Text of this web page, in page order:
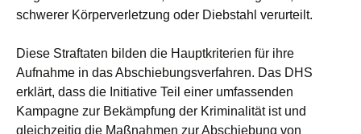
schwerer Körperverletzung oder Diebstahl verurteilt.
Diese Straftaten bilden die Hauptkriterien für ihre
Aufnahme in das Abschiebungsverfahren. Das DHS
erklärt, dass die Initiative Teil einer umfassenden
Kampagne zur Bekämpfung der Kriminalität ist und
gleichzeitig die Maßnahmen zur Abschiebung von